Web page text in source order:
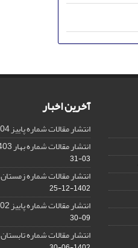
آخرین اخبار
انتشار مقالات شماره پاییز 1404
انتشار مقالات شماره بهار 1403 نشریه
03-31
انتشار مقالات شماره زمستان 1402 نشریه
1402-12-25
انتشار مقالات شماره پاییز 1402 نشریه
09-30
انتشار مقالات شماره تابستان 1402 نشریه